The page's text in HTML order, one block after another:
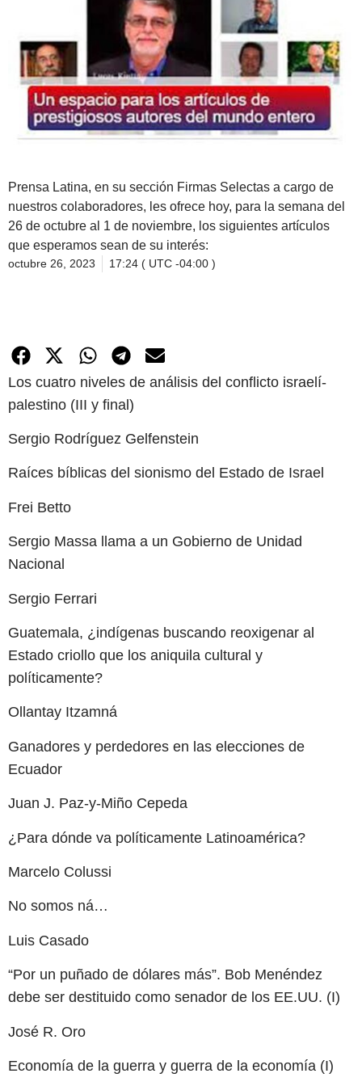
Prensa Latina, en su sección Firmas Selectas a cargo de
nuestros colaboradores, les ofrece hoy, para la semana del
26 de octubre al 1 de noviembre, los siguientes artículos
que esperamos sean de su interés:
octubre 26, 2023 17:24 ( UTC -04:00 )
Los cuatro niveles de análisis del conflicto israelí-
palestino (III y final)
Sergio Rodríguez Gelfenstein
Raíces bíblicas del sionismo del Estado de Israel
Frei Betto
Sergio Massa llama a un Gobierno de Unidad
Nacional
Sergio Ferrari
Guatemala, ¿indígenas buscando reoxigenar al
Estado criollo que los aniquila cultural y
políticamente?
Ollantay Itzamná
Ganadores y perdedores en las elecciones de
Ecuador
Juan J. Paz-y-Miño Cepeda
¿Para dónde va políticamente Latinoamérica?
Marcelo Colussi
No somos ná…
Luis Casado
“Por un puñado de dólares más”. Bob Menéndez
debe ser destituido como senador de los EE.UU. (I)
José R. Oro
Economía de la guerra y guerra de la economía (I)